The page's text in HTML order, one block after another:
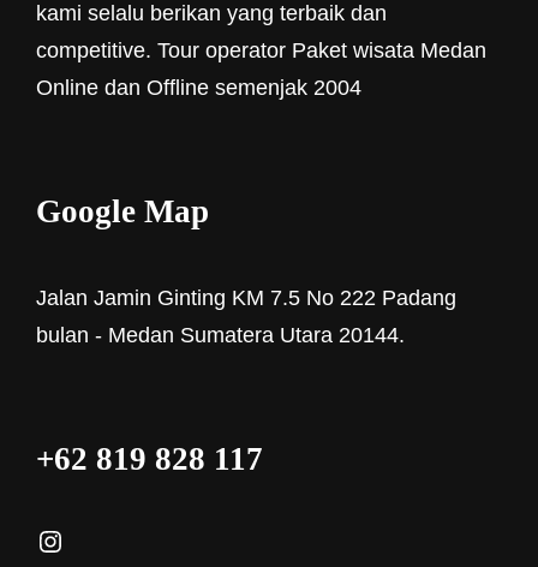
kami selalu berikan yang terbaik dan
competitive. Tour operator Paket wisata Medan
Online dan Offline semenjak 2004
Google Map
Jalan Jamin Ginting KM 7.5 No 222 Padang
bulan - Medan Sumatera Utara 20144.
+62 819 828 117